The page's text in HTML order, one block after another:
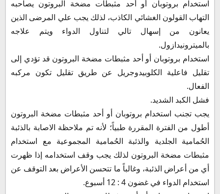
استخدام بروتوبان أو أحد مثبطات مضخة البروتون يصاحبه
التهاب القولون الغشائي الكاذب، لذلك يجب علي المرضى الذين
يعانون من إسهال تالي لتناول الدواء ويتم علاجه
بالميترونيدازول.
استخدام بروتوبان أو أحد مثبطات مضخة البروتون قد تؤدي إلى
تقليل فاعلية الكلوبيدوجريل عن طريق تقليل تكون مركبه
الفعال.
فشل الكبد الشديد.
يجب تجنب استخدام بروتوبان أو أحد مثبطات مضخة البروتون
أطول من الفترة المقررة طبياً؛ لأنه تم ملاحظة الاصابة بالذئبة
الحُمامية الجلدية والذئبة الحُمامية المجموعية مع استخدام
مثبطات مضخة البروتون لذلك يجب وقف استخدامه إذا ظهرت
أي من أعراض الذئبة، وغالباً ما تتحسن الأعراض بعد التوقف عن
استخدام الدواء في غضون 4 : 12 أسبوع.